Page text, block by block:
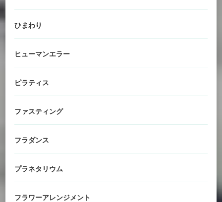
ひまわり
ヒューマンエラー
ピラティス
ファスティング
フラダンス
プラネタリウム
フラワーアレンジメント